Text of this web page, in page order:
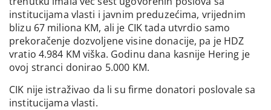
institucijama vlasti i javnim preduzećima, vrijednim
blizu 67 miliona KM, ali je CIK tada utvrdio samo
prekoračenje dozvoljene visine donacije, pa je HDZ
vratio 4.984 KM viška. Godinu dana kasnije Hering je
ovoj stranci donirao 5.000 KM.
CIK nije istraživao da li su firme donatori poslovale sa
institucijama vlasti.